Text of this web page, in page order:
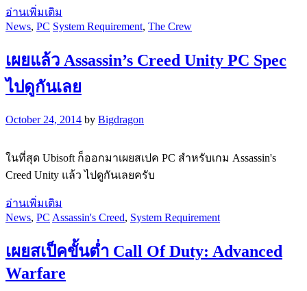
อ่านเพิ่มเติม
News, PC System Requirement, The Crew
เผยแล้ว Assassin’s Creed Unity PC Spec
ไปดูกันเลย
October 24, 2014 by Bigdragon
ในที่สุด Ubisoft ก็ออกมาเผยสเปค PC สำหรับเกม Assassin's
Creed Unity แล้ว ไปดูกันเลยครับ
อ่านเพิ่มเติม
News, PC Assassin's Creed, System Requirement
เผยสเป็คขั้นต่ำ Call Of Duty: Advanced
Warfare